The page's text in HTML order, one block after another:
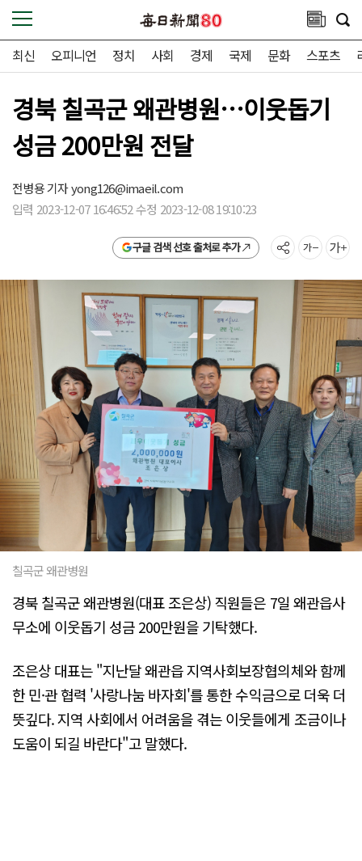
최신 오피니언 정치 사회 경제 국제 문화 스포츠
경북 칠곡군 왜관병원…이웃돕기
성금 200만원 전달
전병용 기자yong126@imaeil.com
입력 2023-12-07 16:46:52 수정 2023-12-08 19:10:23
구글 검색 선호 출처로 추가
칠곡군 왜관병원
경북 칠곡군 왜관병원(대표 조은상) 직원들은 7일 왜관읍사
무소에 이웃돕기 성금 200만원을 기탁했다.
조은상 대표는 "지난달 왜관읍 지역사회보장협의체와 함께
한 민·관 협력 '사랑나눔 바자회'를 통한 수익금으로 더욱 더
뜻깊다. 지역 사회에서 어려움을 겪는 이웃들에게 조금이나
도움이 되길 바란다"고 말했다.